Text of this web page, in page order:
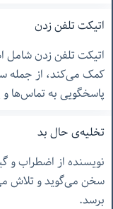
اتیکت تلفن زدن
اتیکت تلفن زدن شامل
کمک می‌کند، از جمله
پاسخگویی به تماس‌ها و
تخلیه‌ی حال بد
نویسنده از اضطراب و
سخن می‌گوید و تلاش
برسد.